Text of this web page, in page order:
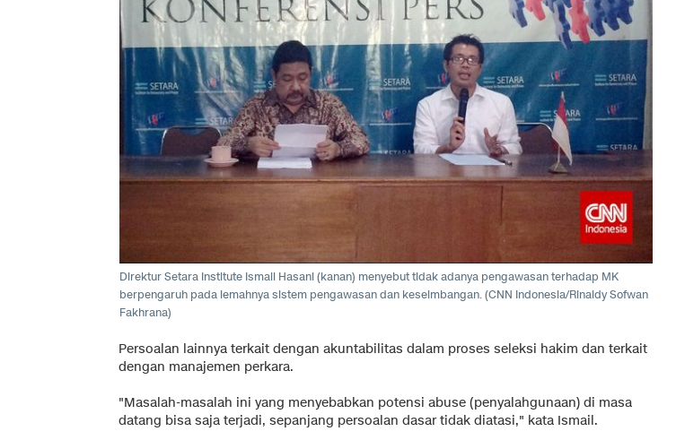
Direktur Setara Institute Ismail Hasani (kanan) menyebut tidak adanya pengawasan terhadap MK
berpengaruh pada lemahnya sistem pengawasan dan keseimbangan. (CNN Indonesia/Rinaldy Sofwan
Fakhrana)
Persoalan lainnya terkait dengan akuntabilitas dalam proses seleksi hakim dan terkait
dengan manajemen perkara.
"Masalah-masalah ini yang menyebabkan potensi abuse (penyalahgunaan) di masa
datang bisa saja terjadi, sepanjang persoalan dasar tidak diatasi," kata Ismail.